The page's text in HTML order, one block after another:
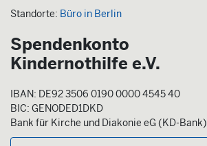
Standorte: Büro in Berlin
Spendenkonto
Kindernothilfe e.V.
IBAN: DE92 3506 0190 0000 4545 40
BIC: GENODED1DKD
Bank für Kirche und Diakonie eG (KD-Bank)